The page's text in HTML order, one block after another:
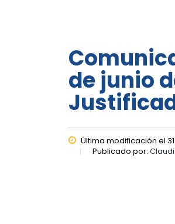
de junio
Última modificación el
Publicado por: